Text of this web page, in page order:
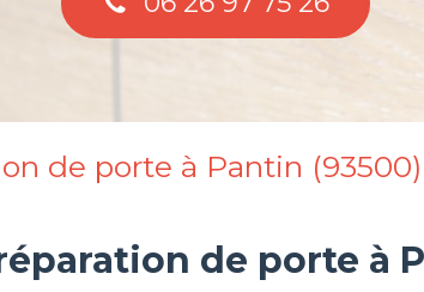
de porte à Pantin (93500)
de porte à